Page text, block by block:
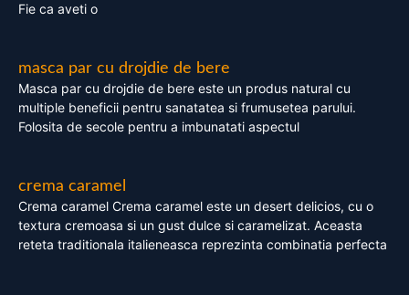
Fie ca aveti o
masca par cu drojdie de bere
Masca par cu drojdie de bere este un produs natural cu
multiple beneficii pentru sanatatea si frumusetea parului.
Folosita de secole pentru a imbunatati aspectul
crema caramel
Crema caramel Crema caramel este un desert delicios, cu o
textura cremoasa si un gust dulce si caramelizat. Aceasta
reteta traditionala italieneasca reprezinta combinatia perfecta